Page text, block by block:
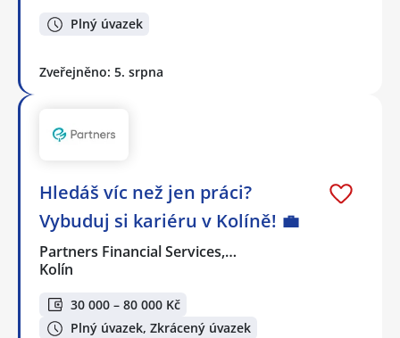
Plný úvazek
Zveřejněno: 5. srpna
Hledáš víc než jen práci?
Vybuduj si kariéru v Kolíně! 💼
Partners Financial Services,…
Kolín
30 000 – 80 000 Kč
Plný úvazek, Zkrácený úvazek